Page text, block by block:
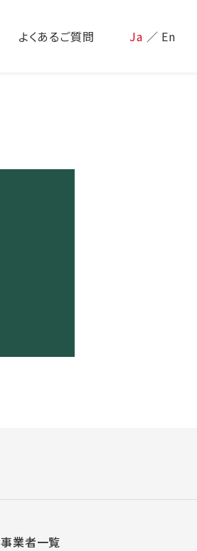
よくあるご質問 Ja ／ En
事業者一覧